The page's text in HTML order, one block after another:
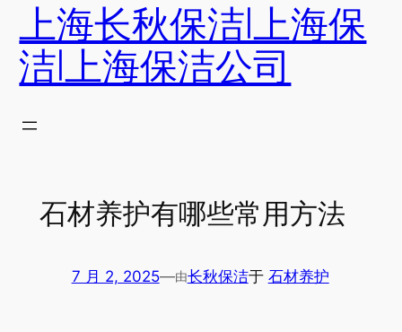
上海长秋保洁|上海保
洁|上海保洁公司
石材养护有哪些常用方法
7 月 2, 2025—由长秋保洁于 石材养护